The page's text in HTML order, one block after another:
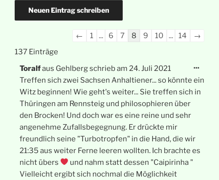
Navigation
← 1 ... 6 7 8 9 10 ... 14
→
137 Einträge
Toralfaus Gehlbergschrieb am 24. Juli 2021
Treffen sich zwei Sachsen Anhaltiener... so könnte ein
Witz beginnen! Wie geht's weiter... Sie treffen sich in
Thüringen am Rennsteig und philosophieren über
den Brocken! Und doch war es eine reine und sehr
angenehme Zufallsbegegnung. Er drückte mir
freundlich seine "Turbotropfen" in die Hand, die wir
21:35 aus weiter Ferne leeren wollten. Ich brachte es
nicht übers
und nahm statt dessen "Caipirinha "
Vielleicht ergibt sich nochmal die Möglichkeit
...
ein-/